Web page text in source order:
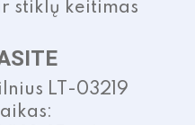
stiklų keitimas
LT-03219